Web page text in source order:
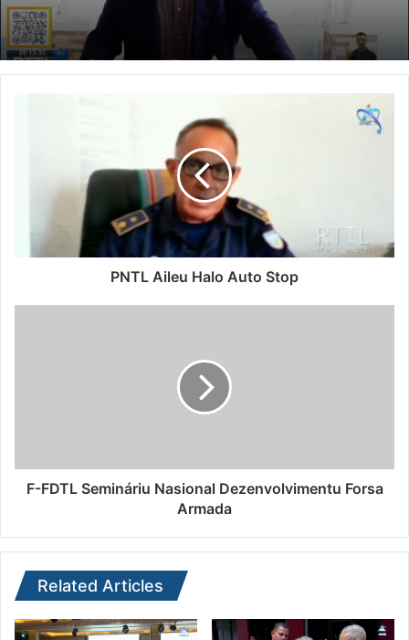
PNTL Aileu Halo Auto Stop
F-FDTL Semináriu Nasional Dezenvolvimentu Forsa
Armada
Related Articles